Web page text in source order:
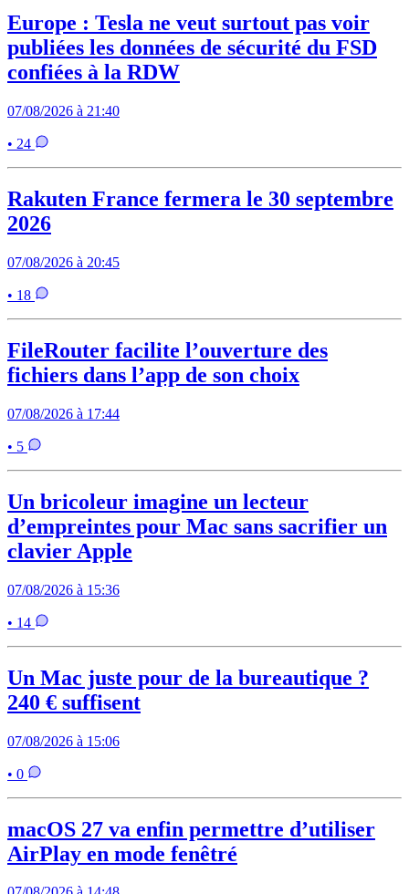
Europe : Tesla ne veut surtout pas voir
publiées les données de sécurité du FSD
confiées à la RDW
07/08/2026 à 21:40
• 24
Rakuten France fermera le 30 septembre
2026
07/08/2026 à 20:45
• 18
FileRouter facilite l’ouverture des
fichiers dans l’app de son choix
07/08/2026 à 17:44
• 5
Un bricoleur imagine un lecteur
d’empreintes pour Mac sans sacrifier un
clavier Apple
07/08/2026 à 15:36
• 14
Un Mac juste pour de la bureautique ?
240 € suffisent
07/08/2026 à 15:06
• 0
macOS 27 va enfin permettre d’utiliser
AirPlay en mode fenêtré